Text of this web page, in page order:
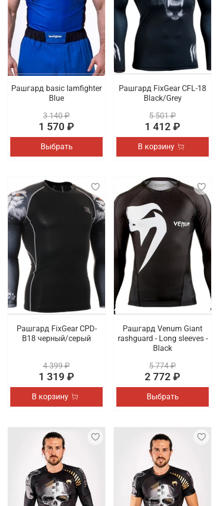
Рашгард basic Iamfighter
Blue
3 140 ₽
1 570 ₽
Выбрать
Рашгард FixGear CFL-18
Black/Grey
5 501 ₽
1 412 ₽
В корзину
Рашгард FixGear CPD-
B18 черный/серый
4 399 ₽
1 319 ₽
В корзину
Рашгард Venum Giant
rashguard - Long sleeves -
Black
5 774 ₽
2 772 ₽
Выбрать